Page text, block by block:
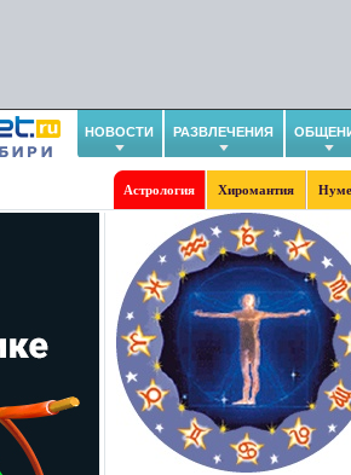
НОВОСТИ РАЗВЛЕЧЕНИЯ
Астрология Хиромантия